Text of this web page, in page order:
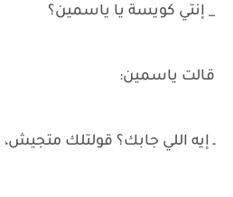
_ إنتي كويسة يا ياسمين؟
قالت ياسمين:
ـ إيه اللي جابك؟ قولتلك